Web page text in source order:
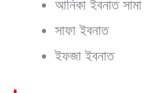
আনিকা ইবনাত সামা
সাফা ইবনাত
ইফজা ইবনাত